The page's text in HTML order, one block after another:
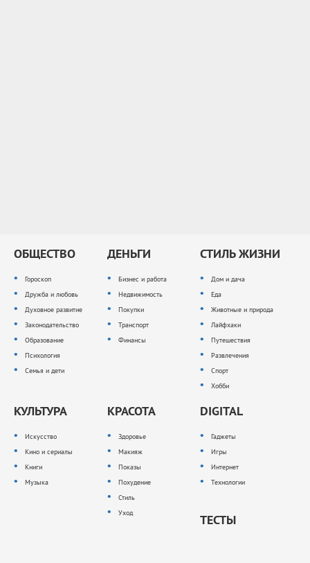
ОБЩЕСТВО
Гороскоп
Дружба и любовь
Духовное развитие
Законодательство
Образование
Психология
Семья и дети
ДЕНЬГИ
Бизнес и работа
Недвижимость
Покупки
Транспорт
Финансы
СТИЛЬ ЖИЗНИ
Дом и дача
Еда
Животные и природа
Лайфхаки
Путешествия
Развлечения
Спорт
Хобби
КУЛЬТУРА
Искусство
Кино и сериалы
Книги
Музыка
КРАСОТА
Здоровье
Макияж
Показы
Похудение
Стиль
Уход
DIGITAL
Гаджеты
Игры
Интернет
Технологии
ТЕСТЫ